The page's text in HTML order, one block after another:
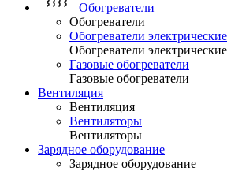
Обогреватели
Обогреватели
Обогреватели электрические
Обогреватели электрические
Газовые обогреватели
Газовые обогреватели
Вентиляция
Вентиляция
Вентиляторы
Вентиляторы
Зарядное оборудование
Зарядное оборудование